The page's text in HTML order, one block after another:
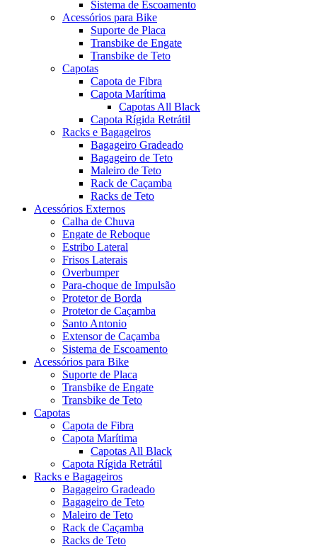
Sistema de Escoamento
Acessórios para Bike
Suporte de Placa
Transbike de Engate
Transbike de Teto
Capotas
Capota de Fibra
Capota Marítima
Capotas All Black
Capota Rígida Retrátil
Racks e Bagageiros
Bagageiro Gradeado
Bagageiro de Teto
Maleiro de Teto
Rack de Caçamba
Racks de Teto
Acessórios Externos
Calha de Chuva
Engate de Reboque
Estribo Lateral
Frisos Laterais
Overbumper
Para-choque de Impulsão
Protetor de Borda
Protetor de Caçamba
Santo Antonio
Extensor de Caçamba
Sistema de Escoamento
Acessórios para Bike
Suporte de Placa
Transbike de Engate
Transbike de Teto
Capotas
Capota de Fibra
Capota Marítima
Capotas All Black
Capota Rígida Retrátil
Racks e Bagageiros
Bagageiro Gradeado
Bagageiro de Teto
Maleiro de Teto
Rack de Caçamba
Racks de Teto